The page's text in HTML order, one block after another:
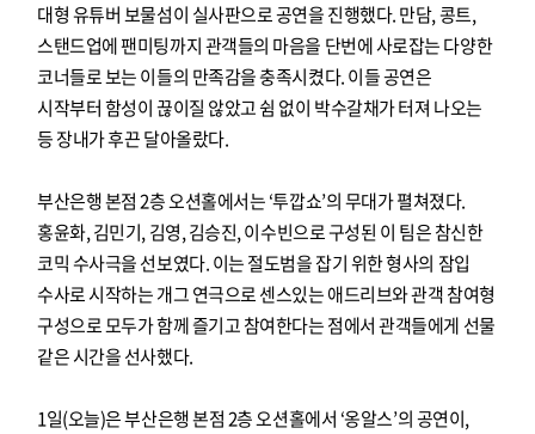
대형 유튜버 보물섬이 실사판으로 공연을 진행했다. 만담, 콩트,
스탠드업에 팬미팅까지 관객들의 마음을 단번에 사로잡는 다양한
코너들로 보는 이들의 만족감을 충족시켰다. 이들 공연은
시작부터 함성이 끊이질 않았고 쉼 없이 박수갈채가 터져 나오는
등 장내가 후끈 달아올랐다.
부산은행 본점 2층 오션홀에서는 ‘투깝쇼’의 무대가 펼쳐졌다.
홍윤화, 김민기, 김영, 김승진, 이수빈으로 구성된 이 팀은 참신한
코믹 수사극을 선보였다. 이는 절도범을 잡기 위한 형사의 잠입
수사로 시작하는 개그 연극으로 센스있는 애드리브와 관객 참여형
구성으로 모두가 함께 즐기고 참여한다는 점에서 관객들에게 선물
같은 시간을 선사했다.
1일(오늘)은 부산은행 본점 2층 오션홀에서 ‘옹알스’의 공연이,